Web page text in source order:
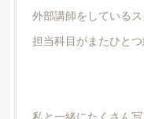
外部講師をしているス
担当科目がまたひとつ